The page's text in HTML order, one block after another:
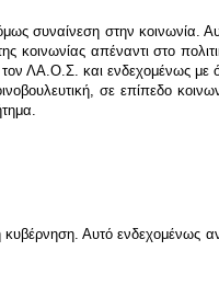
συναίνεση στην κοινωνία.
απέναντι στο
ΛΑ.Ο.Σ. και ενδεχομένως με
σε επίπεδο
Αυτό ενδεχομένως